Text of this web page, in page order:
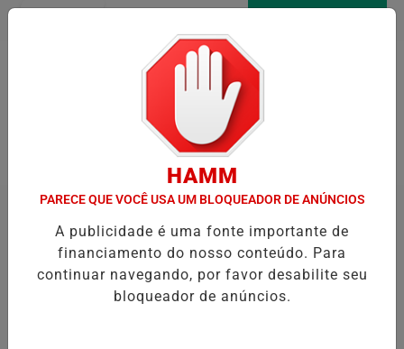
Pesquisar Notícia
HAMM
PARECE QUE VOCÊ USA UM BLOQUEADOR DE ANÚNCIOS
A publicidade é uma fonte importante de
financiamento do nosso conteúdo. Para
continuar navegando, por favor desabilite seu
bloqueador de anúncios.